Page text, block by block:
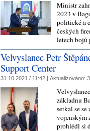
Ministr
2023 v
politické a
českých
letech
Velvyslanec Petr
Support Center
31.10.2021 / 11:42 | Aktualizováno:
základnu
setkal se
vojenským
prohlédl